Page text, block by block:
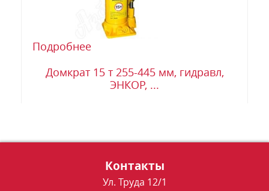
Подробнее
Домкрат 15 т 255-445 мм, гидравл,
ЭНКОР, ...
Контакты
Ул. Труда 12/1